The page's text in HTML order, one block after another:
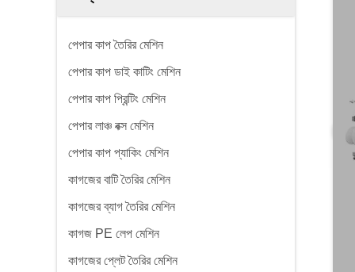
পেপার কাপ তৈরির মেশিন
পেপার কাপ ডাই কাটিং মেশিন
পেপার কাপ প্রিন্টিং মেশিন
পেপার লাঞ্চ বক্স মেশিন
পেপার কাপ প্যাকিং মেশিন
কাগজের বাটি তৈরির মেশিন
কাগজের ব্যাগ তৈরির মেশিন
কাগজ PE লেপ মেশিন
কাগজের প্লেট তৈরির মেশিন